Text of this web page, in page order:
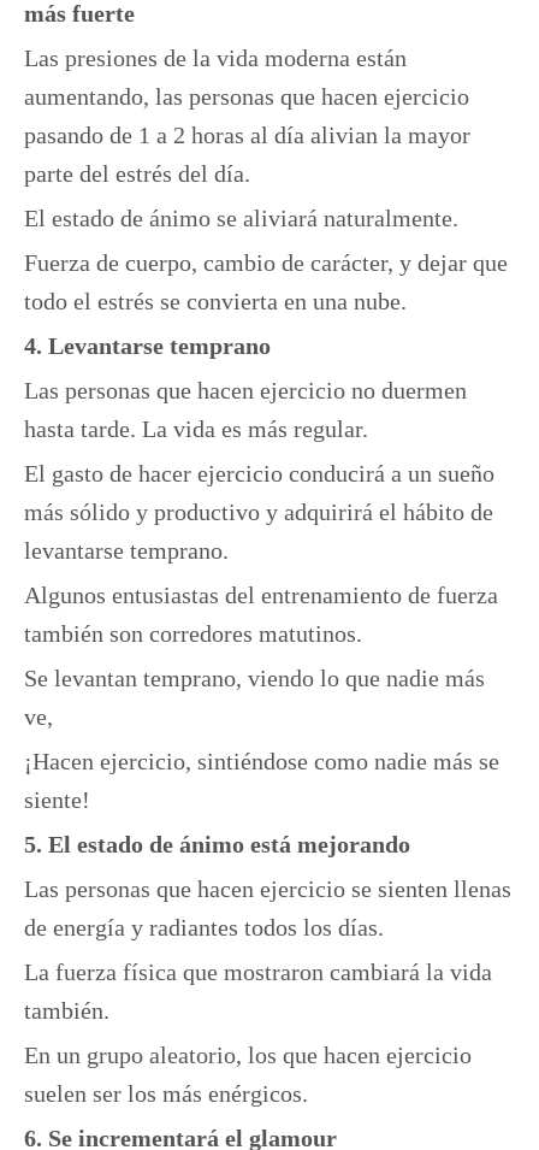
más fuerte
Las presiones de la vida moderna están
aumentando, las personas que hacen ejercicio
pasando de 1 a 2 horas al día alivian la mayor
parte del estrés del día.
El estado de ánimo se aliviará naturalmente.
Fuerza de cuerpo, cambio de carácter, y dejar que
todo el estrés se convierta en una nube.
4. Levantarse temprano
Las personas que hacen ejercicio no duermen
hasta tarde. La vida es más regular.
El gasto de hacer ejercicio conducirá a un sueño
más sólido y productivo y adquirirá el hábito de
levantarse temprano.
Algunos entusiastas del entrenamiento de fuerza
también son corredores matutinos.
Se levantan temprano, viendo lo que nadie más
ve,
¡Hacen ejercicio, sintiéndose como nadie más se
siente!
5. El estado de ánimo está mejorando
Las personas que hacen ejercicio se sienten llenas
de energía y radiantes todos los días.
La fuerza física que mostraron cambiará la vida
también.
En un grupo aleatorio, los que hacen ejercicio
suelen ser los más enérgicos.
6. Se incrementará el glamour